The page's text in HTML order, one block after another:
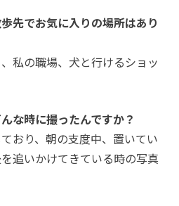
先でお気に入りの場所はあり
私の職場、犬と行けるショッ
な時に撮ったんですか？
おり、朝の支度中、置いてい
追いかけてきている時の写真